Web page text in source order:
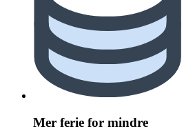
Mer ferie for mindre